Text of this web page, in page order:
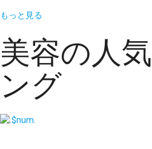
もっと見る
美容の人
ング